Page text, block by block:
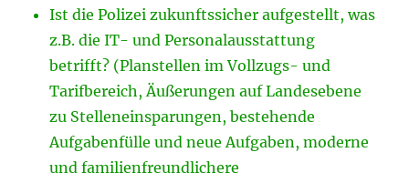
Ist die Polizei zukunftssicher aufgestellt, was
z.B. die IT- und Personalausstattung
betrifft? (Planstellen im Vollzugs- und
Tarifbereich, Äußerungen auf Landesebene
zu Stelleneinsparungen, bestehende
Aufgabenfülle und neue Aufgaben, moderne
und familienfreundlichere